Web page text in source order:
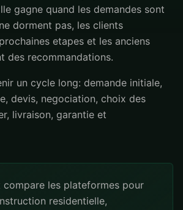
gagne quand les demandes sont
dorment pas, les clients
etapes et les anciens
des recommandations.
un cycle long: demande initiale,
devis, negociation, choix des
livraison, garantie et
compare les plateformes pour
residentielle,